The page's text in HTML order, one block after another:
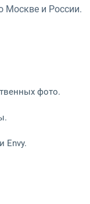
Москве и России.
фото.
Envy.